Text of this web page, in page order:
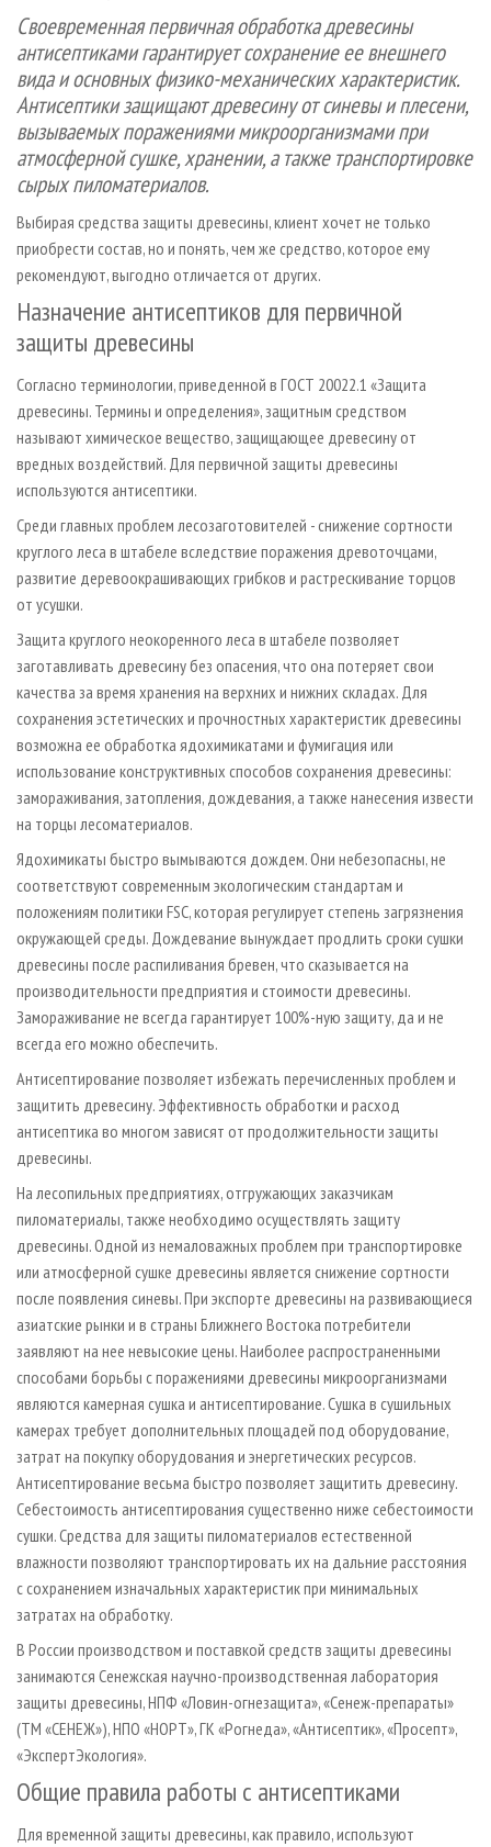
ПРОИЗВОДСТВО ДРЕВЕСНЫХ ПЛИТ
ДЕРЕВЯННОЕ ДОМОСТРОЕНИЕ
ПРОИЗВОДСТВО МЕБЕЛИ
БИОЭНЕРГЕТИКА
ЦБП
ИНСТРУМЕНТ И МАТЕРИАЛЫ
ПЕРСОНЫ
МОБИЛЬНЫЕ ВЫСТАВКИ
ОФИЦИАЛЬНЫЕ ДЕЛЕГАЦИИ
ПРИОРИТЕТНЫЕ ИНВЕСТПРОЕКТЫ
RUSSIAN FORESTRY REVIEW
ГАЗЕТА ЛЕСПРОМФОРУМ
БИБЛИОТЕКА СПЕЦИАЛИСТА
КОНТАКТЫ
РЕКЛАМА
РЕКЛАМА НА САЙТЕ
Своевременная первичная обработка древесины
антисептиками гарантирует сохранение ее внешнего
вида и основных физико-механических характеристик.
Антисептики защищают древесину от синевы и плесени,
вызываемых поражениями микроорганизмами при
атмосферной сушке, хранении, а также транспортировке
сырых пиломатериалов.
Выбирая средства защиты древесины, клиент хочет не только
приобрести состав, но и понять, чем же средство, которое ему
рекомендуют, выгодно отличается от других.
Назначение антисептиков для первичной
защиты древесины
Согласно терминологии, приведенной в ГОСТ 20022.1 «Защита
древесины. Термины и определения», защитным средством
называют химическое вещество, защищающее древесину от
вредных воздействий. Для первичной защиты древесины
используются антисептики.
Среди главных проблем лесозаготовителей - снижение сортности
круглого леса в штабеле вследствие поражения древоточцами,
развитие деревоокрашивающих грибков и растрескивание торцов
от усушки.
Защита круглого неокоренного леса в штабеле позволяет
заготавливать древесину без опасения, что она потеряет свои
качества за время хранения на верхних и нижних складах. Для
сохранения эстетических и прочностных характеристик древесины
возможна ее обработка ядохимикатами и фумигация или
использование конструктивных способов сохранения древесины:
замораживания, затопления, дождевания, а также нанесения извести
на торцы лесоматериалов.
Ядохимикаты быстро вымываются дождем. Они небезопасны, не
соответствуют современным экологическим стандартам и
положениям политики FSC, которая регулирует степень загрязнения
окружающей среды. Дождевание вынуждает продлить сроки сушки
древесины после распиливания бревен, что сказывается на
производительности предприятия и стоимости древесины.
Замораживание не всегда гарантирует 100%-ную защиту, да и не
всегда его можно обеспечить.
Антисептирование позволяет избежать перечисленных проблем и
защитить древесину. Эффективность обработки и расход
антисептика во многом зависят от продолжительности защиты
древесины.
На лесопильных предприятиях, отгружающих заказчикам
пиломатериалы, также необходимо осуществлять защиту
древесины. Одной из немаловажных проблем при транспортировке
или атмосферной сушке древесины является снижение сортности
после появления синевы. При экспорте древесины на развивающиеся
азиатские рынки и в страны Ближнего Востока потребители
заявляют на нее невысокие цены. Наиболее распространенными
способами борьбы с поражениями древесины микроорганизмами
являются камерная сушка и антисептирование. Сушка в сушильных
камерах требует дополнительных площадей под оборудование,
затрат на покупку оборудования и энергетических ресурсов.
Антисептирование весьма быстро позволяет защитить древесину.
Себестоимость антисептирования существенно ниже себестоимости
сушки. Средства для защиты пиломатериалов естественной
влажности позволяют транспортировать их на дальние расстояния
с сохранением изначальных характеристик при минимальных
затратах на обработку.
В России производством и поставкой средств защиты древесины
занимаются Сенежская научно-производственная лаборатория
защиты древесины, НПФ «Ловин-огнезащита», «Сенеж-препараты»
(ТМ «СЕНЕЖ»), НПО «НОРТ», ГК «Рогнеда», «Антисептик», «Просепт»,
«ЭкспертЭкология».
Общие правила работы с антисептиками
Для временной защиты древесины, как правило, используют